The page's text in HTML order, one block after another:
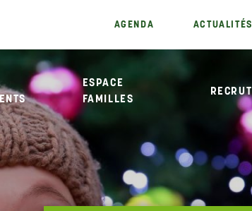
AGENDA ACTUALITÉS
ESPACE
FAMILLES